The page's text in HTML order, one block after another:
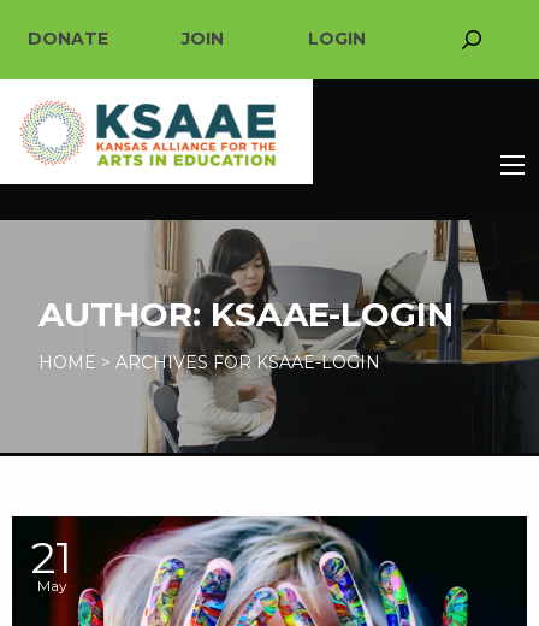
DONATE JOIN LOGIN
AUTHOR:KSAAE-LOGIN
HOME > ARCHIVES FOR KSAAE-LOGIN
21
May